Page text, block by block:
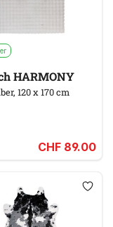
HARMONY
120 x 170 cm
CHF 89.00